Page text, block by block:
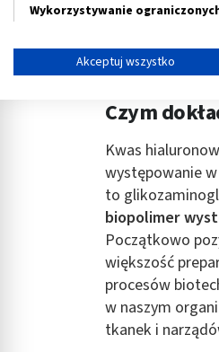
Czym
Kwas
występowanie
to
biopolimer
Początkowo
większość
procesów
w naszym
tkanek i
Wykorzystywanie
Tworzenie profili w celu
Tworzenie profili w celu
Wykorzystywanie profili w
Pomiar efektywności reklam
Pomiar efektywności treści
Rozumienie odbiorców dzięki
Rozwój i ulepszanie usług
Wykorzystywanie
Akceptuj wszystko